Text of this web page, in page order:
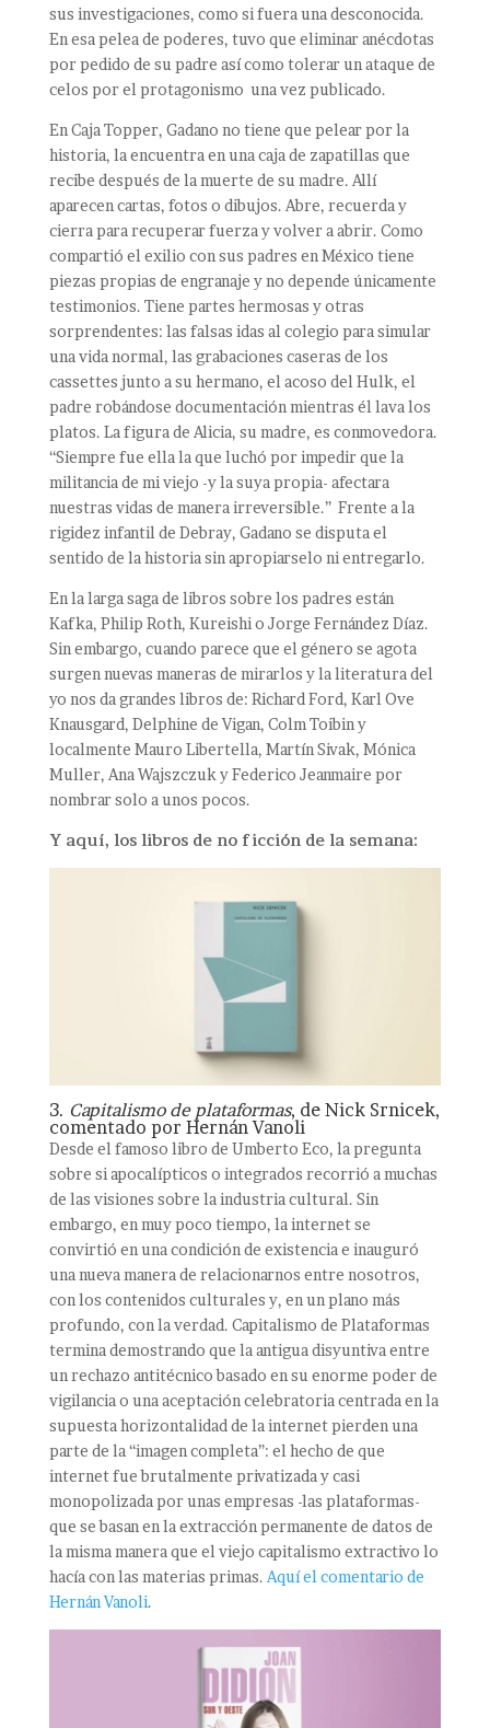
sus investigaciones, como si fuera una desconocida.
En esa pelea de poderes, tuvo que eliminar anécdotas
por pedido de su padre así como tolerar un ataque de
celos por el protagonismo una vez publicado.
En Caja Topper, Gadano no tiene que pelear por la
historia, la encuentra en una caja de zapatillas que
recibe después de la muerte de su madre. Allí
aparecen cartas, fotos o dibujos. Abre, recuerda y
cierra para recuperar fuerza y volver a abrir. Como
compartió el exilio con sus padres en México tiene
piezas propias de engranaje y no depende únicamente
testimonios. Tiene partes hermosas y otras
sorprendentes: las falsas idas al colegio para simular
una vida normal, las grabaciones caseras de los
cassettes junto a su hermano, el acoso del Hulk, el
padre robándose documentación mientras él lava los
platos. La figura de Alicia, su madre, es conmovedora.
“Siempre fue ella la que luchó por impedir que la
militancia de mi viejo -y la suya propia- afectara
nuestras vidas de manera irreversible.” Frente a la
rigidez infantil de Debray, Gadano se disputa el
sentido de la historia sin apropiarselo ni entregarlo.
En la larga saga de libros sobre los padres están
Kafka, Philip Roth, Kureishi o Jorge Fernández Díaz.
Sin embargo, cuando parece que el género se agota
surgen nuevas maneras de mirarlos y la literatura del
yo nos da grandes libros de: Richard Ford, Karl Ove
Knausgard, Delphine de Vigan, Colm Toibin y
localmente Mauro Libertella, Martín Sivak, Mónica
Muller, Ana Wajszczuk y Federico Jeanmaire por
nombrar solo a unos pocos.
Y aquí, los libros de no ficción de la semana:
3. Capitalismo de plataformas, de Nick Srnicek,
comentado por Hernán Vanoli
Desde el famoso libro de Umberto Eco, la pregunta
sobre si apocalípticos o integrados recorrió a muchas
de las visiones sobre la industria cultural. Sin
embargo, en muy poco tiempo, la internet se
convirtió en una condición de existencia e inauguró
una nueva manera de relacionarnos entre nosotros,
con los contenidos culturales y, en un plano más
profundo, con la verdad. Capitalismo de Plataformas
termina demostrando que la antigua disyuntiva entre
un rechazo antitécnico basado en su enorme poder de
vigilancia o una aceptación celebratoria centrada en la
supuesta horizontalidad de la internet pierden una
parte de la “imagen completa”: el hecho de que
internet fue brutalmente privatizada y casi
monopolizada por unas empresas -las plataformas-
que se basan en la extracción permanente de datos de
la misma manera que el viejo capitalismo extractivo lo
hacía con las materias primas. Aquí el comentario de
Hernán Vanoli.